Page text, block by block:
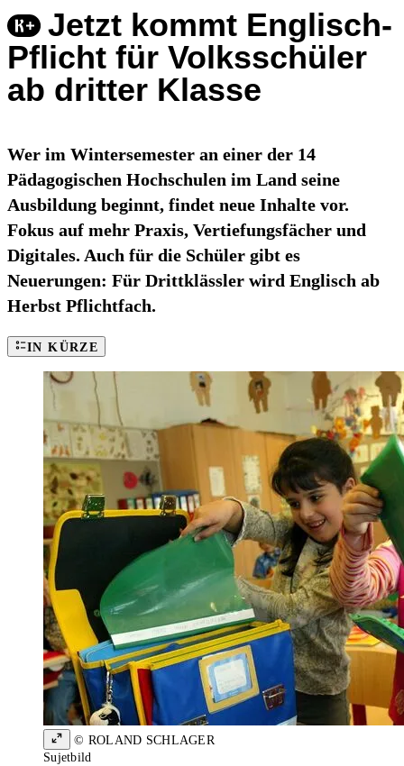
Jetzt kommt Englisch-
Pflicht für Volksschüler
ab dritter Klasse
Wer im Wintersemester an einer der 14
Pädagogischen Hochschulen im Land seine
Ausbildung beginnt, findet neue Inhalte vor.
Fokus auf mehr Praxis, Vertiefungsfächer und
Digitales. Auch für die Schüler gibt es
Neuerungen: Für Drittklässler wird Englisch ab
Herbst Pflichtfach.
IN KÜRZE
© ROLAND SCHLAGER
Sujetbild